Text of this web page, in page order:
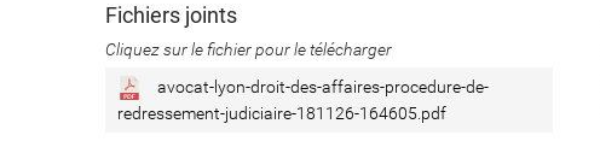
Fichiers joints
Cliquez sur le fichier pour le télécharger
avocat-lyon-droit-des-affaires-procedure-de-
redressement-judiciaire-181126-164605.pdf